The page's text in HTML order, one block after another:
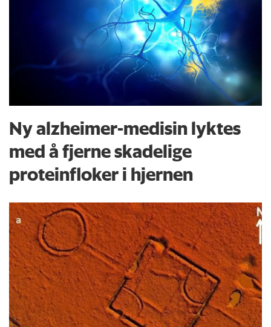
Ny alzheimer-medisin lyktes
med å fjerne skadelige
proteinfloker i hjernen